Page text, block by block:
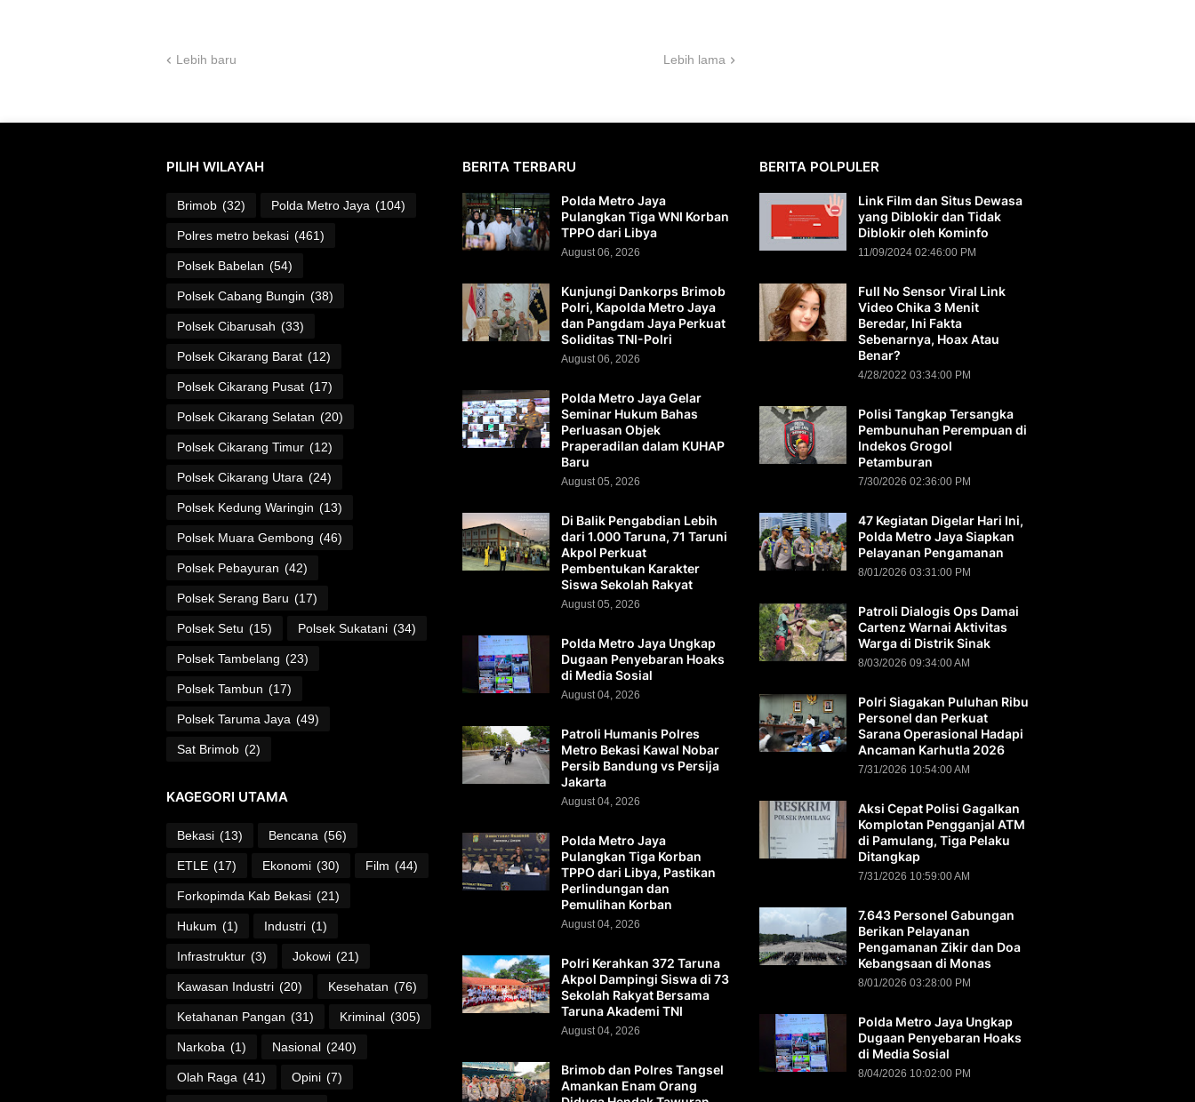
Lebih baru Lebih lama
PILIH WILAYAH
Brimob (32) Polda Metro Jaya (104)
Polres metro bekasi (461)
Polsek Babelan (54)
Polsek Cabang Bungin (38)
Polsek Cibarusah (33)
Polsek Cikarang Barat (12)
Polsek Cikarang Pusat (17)
Polsek Cikarang Selatan (20)
Polsek Cikarang Timur (12)
Polsek Cikarang Utara (24)
Polsek Kedung Waringin (13)
Polsek Muara Gembong (46)
Polsek Pebayuran (42)
Polsek Serang Baru (17)
Polsek Setu (15) Polsek Sukatani (34)
Polsek Tambelang (23)
Polsek Tambun (17)
Polsek Taruma Jaya (49)
Sat Brimob (2)
KAGEGORI UTAMA
Bekasi (13) Bencana (56)
ETLE (17) Ekonomi (30) Film (44)
Forkopimda Kab Bekasi (21)
Hukum (1) Industri (1)
Infrastruktur (3) Jokowi (21)
Kawasan Industri (20) Kesehatan (76)
Ketahanan Pangan (31) Kriminal (305)
Narkoba (1) Nasional (240)
Olah Raga (41) Opini (7)
BERITA TERBARU
Polda Metro Jaya
Pulangkan Tiga WNI Korban
TPPO dari Libya
August 06, 2026
Kunjungi Dankorps Brimob
Polri, Kapolda Metro Jaya
dan Pangdam Jaya Perkuat
Soliditas TNI-Polri
August 06, 2026
Polda Metro Jaya Gelar
Seminar Hukum Bahas
Perluasan Objek
Praperadilan dalam KUHAP
Baru
August 05, 2026
Di Balik Pengabdian Lebih
dari 1.000 Taruna, 71 Taruni
Akpol Perkuat
Pembentukan Karakter
Siswa Sekolah Rakyat
August 05, 2026
Polda Metro Jaya Ungkap
Dugaan Penyebaran Hoaks
di Media Sosial
August 04, 2026
Patroli Humanis Polres
Metro Bekasi Kawal Nobar
Persib Bandung vs Persija
Jakarta
August 04, 2026
Polda Metro Jaya
Pulangkan Tiga Korban
TPPO dari Libya, Pastikan
Perlindungan dan
Pemulihan Korban
August 04, 2026
Polri Kerahkan 372 Taruna
Akpol Dampingi Siswa di 73
Sekolah Rakyat Bersama
Taruna Akademi TNI
August 04, 2026
Brimob dan Polres Tangsel
Amankan Enam Orang
BERITA POLPULER
Link Film dan Situs Dewasa
yang Diblokir dan Tidak
Diblokir oleh Kominfo
11/09/2024 02:46:00 PM
Full No Sensor Viral Link
Video Chika 3 Menit
Beredar, Ini Fakta
Sebenarnya, Hoax Atau
Benar?
4/28/2022 03:34:00 PM
Polisi Tangkap Tersangka
Pembunuhan Perempuan di
Indekos Grogol
Petamburan
7/30/2026 02:36:00 PM
47 Kegiatan Digelar Hari Ini,
Polda Metro Jaya Siapkan
Pelayanan Pengamanan
8/01/2026 03:31:00 PM
Patroli Dialogis Ops Damai
Cartenz Warnai Aktivitas
Warga di Distrik Sinak
8/03/2026 09:34:00 AM
Polri Siagakan Puluhan Ribu
Personel dan Perkuat
Sarana Operasional Hadapi
Ancaman Karhutla 2026
7/31/2026 10:54:00 AM
Aksi Cepat Polisi Gagalkan
Komplotan Pengganjal ATM
di Pamulang, Tiga Pelaku
Ditangkap
7/31/2026 10:59:00 AM
7.643 Personel Gabungan
Berikan Pelayanan
Pengamanan Zikir dan Doa
Kebangsaan di Monas
8/01/2026 03:28:00 PM
Polda Metro Jaya Ungkap
Dugaan Penyebaran Hoaks
di Media Sosial
8/04/2026 10:02:00 PM